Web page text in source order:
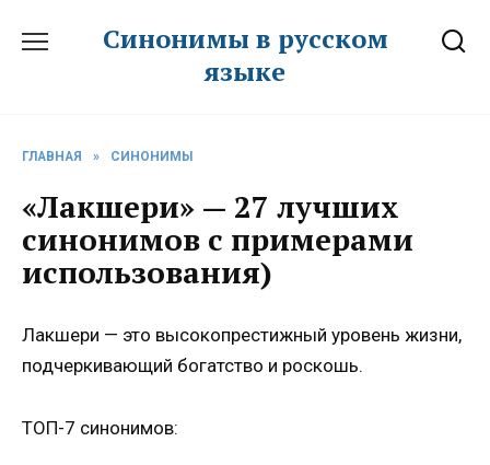
Синонимы в русском
языке
ГЛАВНАЯ » СИНОНИМЫ
«Лакшери» — 27 лучших
синонимов с примерами
использования)
Лакшери — это высокопрестижный уровень жизни,
подчеркивающий богатство и роскошь.
ТОП-7 синонимов: